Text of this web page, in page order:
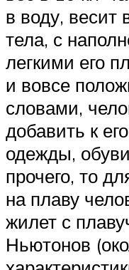
в воду, весит
тела, с
легкими его
и вовсе
словами,
добавить к
одежды,
прочего, то
на плаву
жилет с
Ньютонов